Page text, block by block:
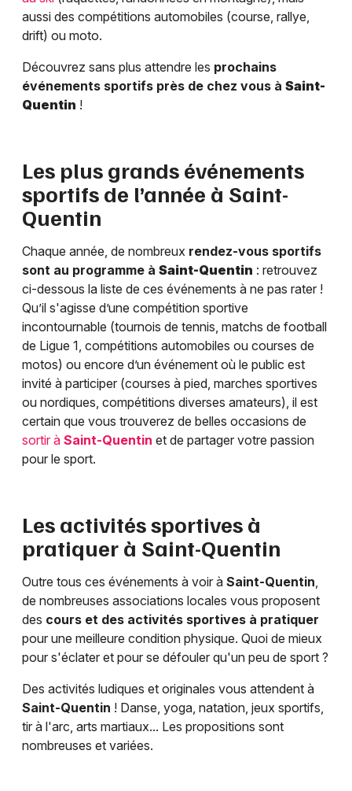
aussi des compétitions automobiles (course, rallye,
drift) ou moto.
Découvrez sans plus attendre les prochains
événements sportifs près de chez vous à Saint-
Quentin !
Les plus grands événements
sportifs de l’année à Saint-
Quentin
Chaque année, de nombreux rendez-vous sportifs
sont au programme à Saint-Quentin : retrouvez
ci-dessous la liste de ces événements à ne pas rater !
Qu’il s'agisse d’une compétition sportive
incontournable (tournois de tennis, matchs de football
de Ligue 1, compétitions automobiles ou courses de
motos) ou encore d’un événement où le public est
invité à participer (courses à pied, marches sportives
ou nordiques, compétitions diverses amateurs), il est
certain que vous trouverez de belles occasions de
sortir à Saint-Quentin et de partager votre passion
pour le sport.
Les activités sportives à
pratiquer à Saint-Quentin
Outre tous ces événements à voir à Saint-Quentin
de nombreuses associations locales vous proposent
des cours et des activités sportives à pratiquer
pour une meilleure condition physique. Quoi de mieux
pour s'éclater et pour se défouler qu'un peu de sport ?
Des activités ludiques et originales vous attendent à
Saint-Quentin ! Danse, yoga, natation, jeux sportifs,
tir à l'arc, arts martiaux... Les propositions sont
nombreuses et variées.